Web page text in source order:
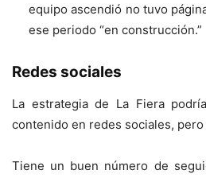
equipo ascendió no tuvo
ese periodo “en construcción.”
Redes sociales
La estrategia de La Fiera
contenido en redes sociales,
Tiene un buen número de